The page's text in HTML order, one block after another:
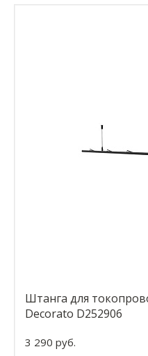
Штанга для
Decorato D252906
3 290 руб.